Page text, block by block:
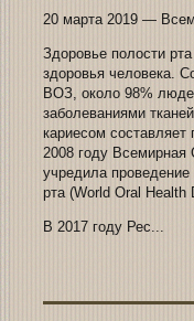
20 марта 2019 —
Здоровье полости
здоровья человека.
ВОЗ, около 98%
заболеваниями
кариесом составляет
2008 году Всемирная
учредила
рта (World Oral
В 2017 году Рес...